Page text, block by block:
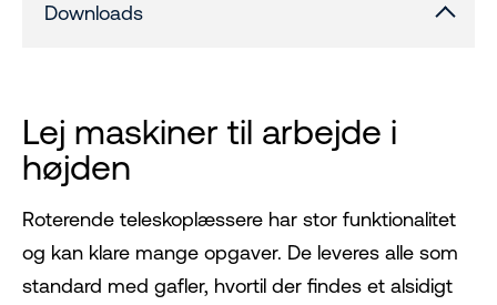
Downloads
Lej maskiner til arbejde i
højden
Roterende teleskoplæssere har stor funktionalitet
og kan klare mange opgaver. De leveres alle som
standard med gafler, hvortil der findes et alsidigt